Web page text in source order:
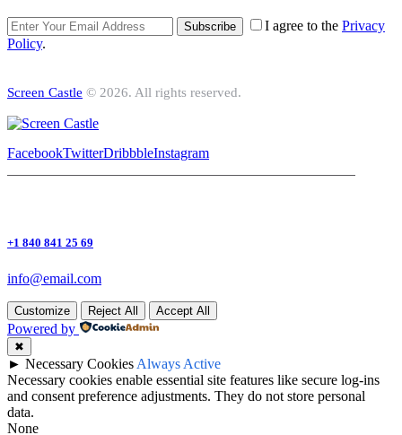
Subscribe I agree to the Privacy
Policy.
Screen Castle © 2026. All rights reserved.
FacebookTwitterDribbbleInstagram
+1 840 841 25 69
info@email.com
Customize Reject All Accept All
Powered by
✖
► Necessary Cookies Always Active
Necessary cookies enable essential site features like secure log-ins
and consent preference adjustments. They do not store personal
data.
None